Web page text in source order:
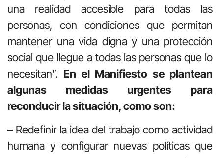
una realidad accesible para todas las
personas, con condiciones que permitan
mantener una vida digna y una protección
social que llegue a todas las personas que lo
necesitan”. En el Manifiesto se plantean
algunas medidas urgentes para
reconducir la situación, como son:
– Redefinir la idea del trabajo como actividad
humana y configurar nuevas políticas que